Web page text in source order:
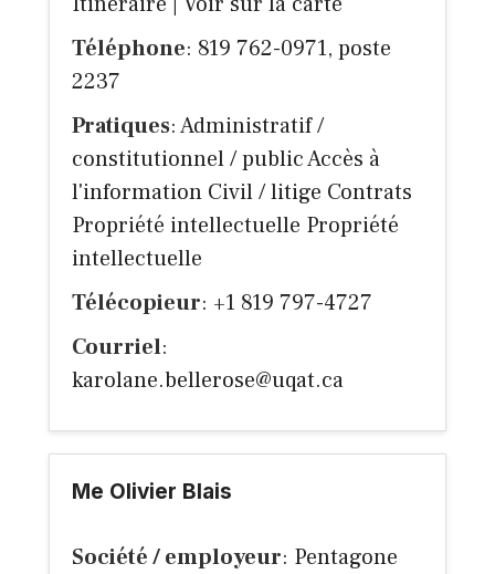
Téléphone: 819 762-0971, poste
2237
Pratiques: Administratif /
constitutionnel / public Accès à
l'information Civil / litige Contrats
Propriété intellectuelle Propriété
intellectuelle
Télécopieur: +1 819 797-4727
Courriel:
karolane.bellerose@uqat.ca
Me Olivier Blais
Société / employeur: Pentagone